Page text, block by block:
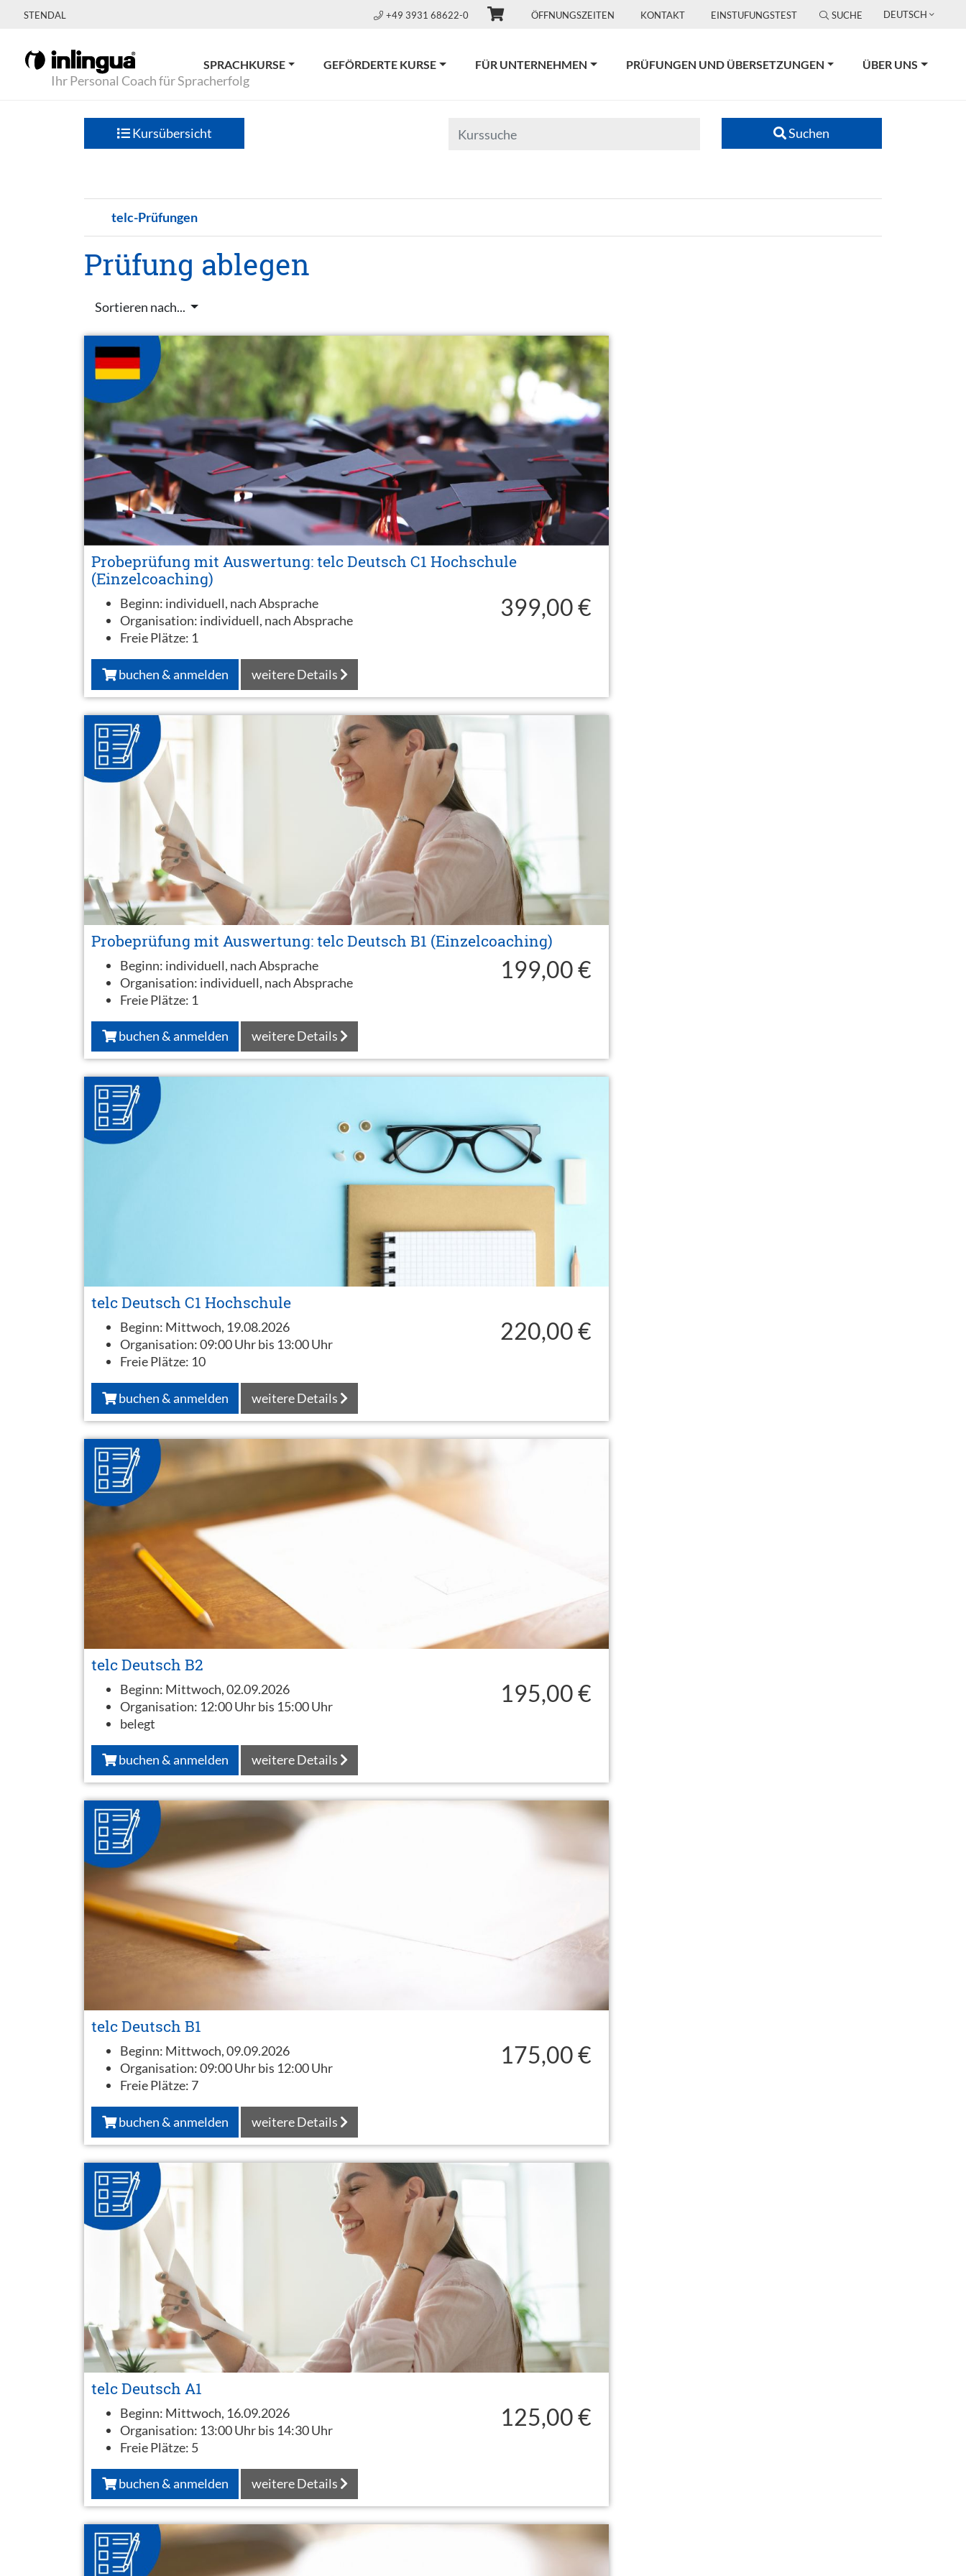
STENDAL +49 3931 68622-0 ÖFFNUNGSZEITEN KONTAKT EINSTUFUNGSTEST SUCHE DEUTSCH
Ihr Personal Coach für Spracherfolg
SPRACHKURSE GEFÖRDERTE KURSE FÜR UNTERNEHMEN PRÜFUNGEN UND ÜBERSETZUNGEN ÜBER UNS
Kursübersicht Suchen
telc-Prüfungen
Prüfung ablegen
Sortieren nach...
Probeprüfung mit Auswertung: telc Deutsch C1 Hochschule
(Einzelcoaching)
Beginn: individuell, nach Absprache
Organisation: individuell, nach Absprache
Freie Plätze: 1
399,00 €
buchen & anmelden weitere Details
Probeprüfung mit Auswertung: telc Deutsch B1 (Einzelcoaching)
Beginn: individuell, nach Absprache
Organisation: individuell, nach Absprache
Freie Plätze: 1
199,00 €
buchen & anmelden weitere Details
telc Deutsch C1 Hochschule
Beginn: Mittwoch, 19.08.2026
Organisation:09:00 Uhr bis 13:00 Uhr
Freie Plätze: 10
220,00 €
buchen & anmelden weitere Details
telc Deutsch B2
Beginn: Mittwoch, 02.09.2026
Organisation: 12:00 Uhr bis 15:00 Uhr
belegt
195,00 €
buchen & anmelden weitere Details
telc Deutsch B1
Beginn: Mittwoch, 09.09.2026
Organisation:09:00 Uhr bis 12:00 Uhr
Freie Plätze: 7
175,00 €
buchen & anmelden weitere Details
telc Deutsch A1
Beginn: Mittwoch, 16.09.2026
Organisation: 13:00 Uhr bis 14:30 Uhr
Freie Plätze: 5
125,00 €
buchen & anmelden weitere Details